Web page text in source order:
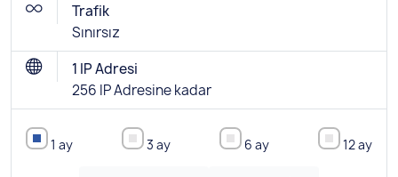
Trafik
Sınırsız
1 IP Adresi
256 IP Adresine kadar
1 ay 3 ay 6 ay 12 ay